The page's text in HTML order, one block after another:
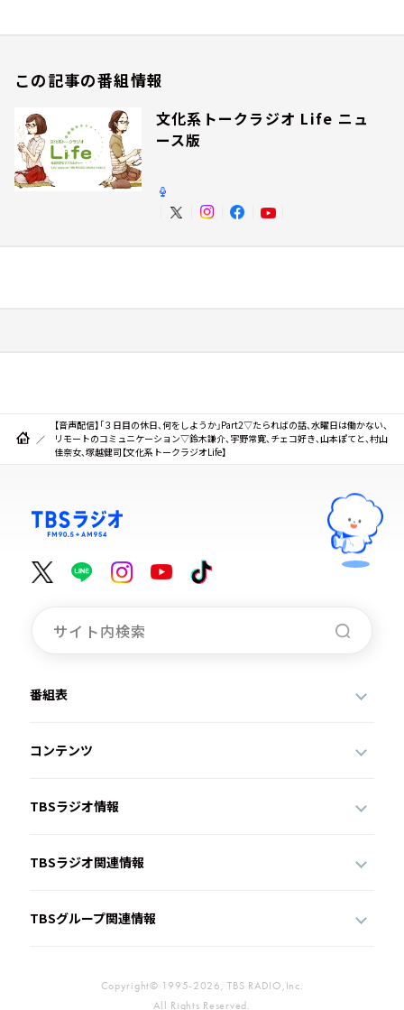
この記事の番組情報
文化系トークラジオ Life ニュ
ース版
【音声配信】「３日目の休日、何をしようか」Part2▽たらればの話、水曜日は働かない、
リモートのコミュニケーション▽鈴木謙介、宇野常寛、チェコ好き、山本ぽてと、村山
佳奈女、塚越健司【文化系トークラジオLife】
番組表
コンテンツ
TBSラジオ情報
TBSラジオ関連情報
TBSグループ関連情報
Copyright© 1995-2026, TBS RADIO,Inc.
All Rights Reserved.